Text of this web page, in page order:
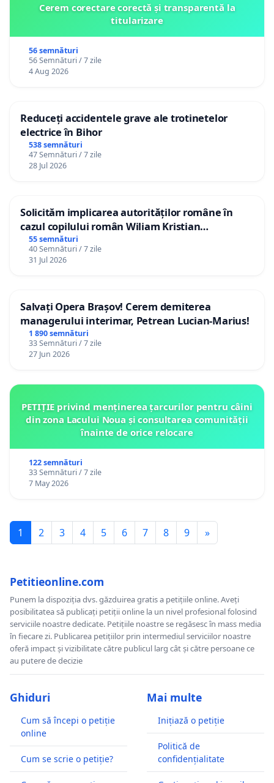
Cerem corectare corectă și transparentă la
titularizare
56 semnături
56 Semnături / 7 zile
4 Aug 2026
Reduceți accidentele grave ale trotinetelor
electrice în Bihor
538 semnături
47 Semnături / 7 zile
28 Jul 2026
Solicităm implicarea autorităților române în
cazul copilului român Wiliam Kristian
Gheorghe, aflat în plasament în Danemarca de
12 ani
55 semnături
40 Semnături / 7 zile
31 Jul 2026
Salvați Opera Brașov! Cerem demiterea
managerului interimar, Petrean Lucian-Marius!
1 890 semnături
33 Semnături / 7 zile
27 Jun 2026
PETIȚIE privind menținerea țarcurilor pentru câini
din zona Lacului Noua și consultarea comunității
înainte de orice relocare
122 semnături
33 Semnături / 7 zile
7 May 2026
1 2 3 4 5 6 7 8 9 »
Petitieonline.com
Punem la dispoziția dvs. găzduirea gratis a petițiile online. Aveți
posibilitatea să publicați petiții online la un nivel profesional folosind
serviciile noastre dedicate. Petițiile noastre se regăsesc în mass media
în fiecare zi. Publicarea petițiilor prin intermediul serviciilor noastre
oferă impact și vizibilitate către publicul larg cât și către persoane ce
au putere de decizie
Ghiduri
Cum să începi o petiție
online
Cum se scrie o petiție?
Mai multe
Inițiază o petiție
Politică de
confidențialitate